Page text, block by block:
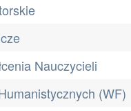
Nauczycieli
(WF)